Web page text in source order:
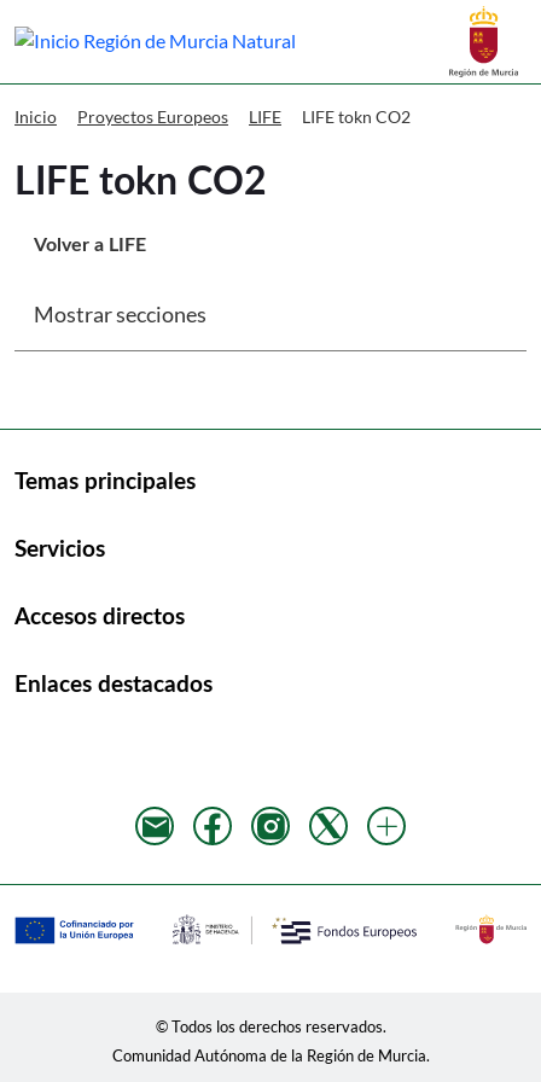
Murcia Natural LIFE tokn CO2 Buscar
Inicio Proyectos Europeos LIFE LIFE tokn CO2
LIFE tokn CO2
Volver a LIFE
Mostrar secciones
Temas principales
Servicios
Accesos directos
Enlaces destacados
© Todos los derechos reservados.
Comunidad Autónoma de la Región de Murcia.